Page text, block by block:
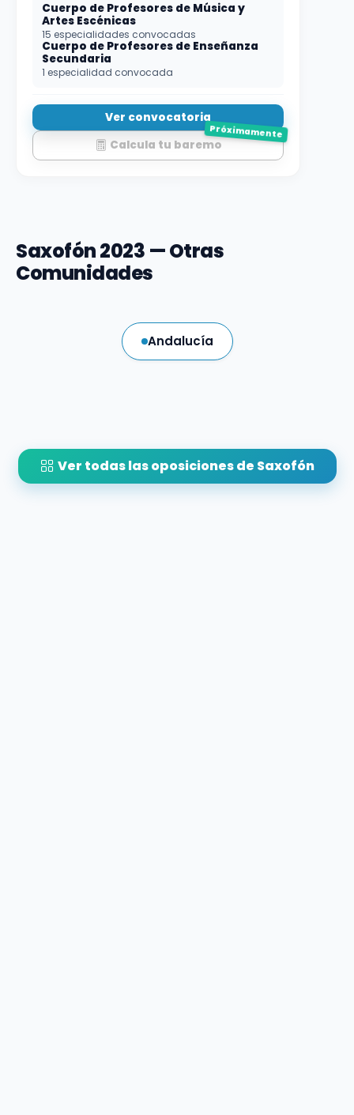
Cuerpo de Profesores de Música y
Artes Escénicas
15 especialidades convocadas
Cuerpo de Profesores de Enseñanza
Secundaria
1 especialidad convocada
Ver convocatoria
Calcula tu baremo
Próximamente
Saxofón 2023 — Otras
Comunidades
Andalucía
Ver todas las oposiciones de Saxofón